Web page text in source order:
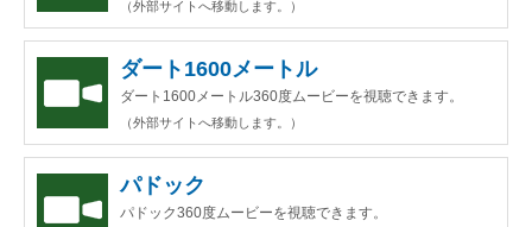
（外部サイトへ移動します。）
ダート1600メートル
ダート1600メートル360度ムービーを視聴できます。
（外部サイトへ移動します。）
パドック
パドック360度ムービーを視聴できます。